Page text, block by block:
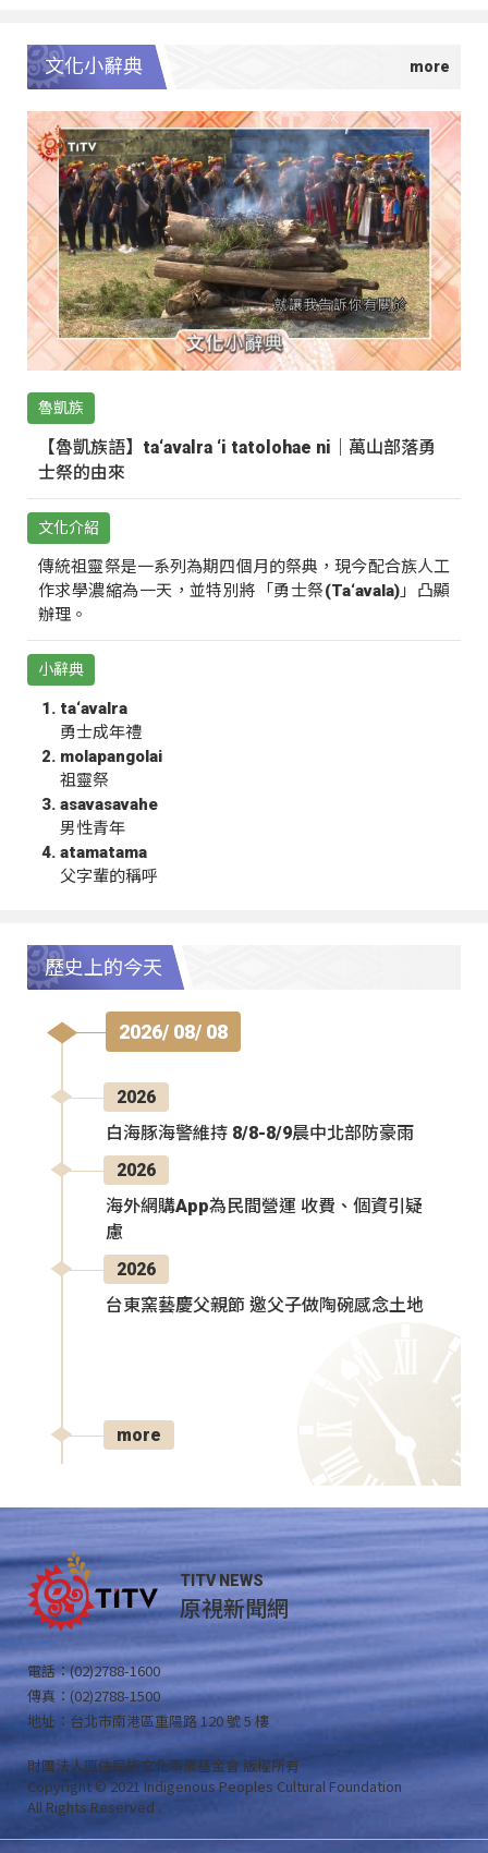
文化小辭典
魯凱族
【魯凱族語】ta‘avalra ‘i tatolohae ni｜萬山部落勇
士祭的由來
文化介紹
傳統祖靈祭是一系列為期四個月的祭典，現今配合族人工
作求學濃縮為一天，並特別將「勇士祭(Ta‘avala)」凸顯
辦理。
小辭典
ta‘avalra
勇士成年禮
molapangolai
祖靈祭
asavasavahe
男性青年
atamatama
父字輩的稱呼
歷史上的今天
2026/ 08/ 08
2026
白海豚海警維持 8/8-8/9晨中北部防豪雨
2026
海外網購App為民間營運 收費、個資引疑
慮
2026
台東窯藝慶父親節 邀父子做陶碗感念土地
more
TITV NEWS
原視新聞網
電話：(02)2788-1600
傳真：(02)2788-1500
地址：台北市南港區重陽路 120 號 5 樓
財團法人原住民族文化事業基金會 版權所有
Copyright © 2021 Indigenous Peoples Cultural Foundation
All Rights Reserved .